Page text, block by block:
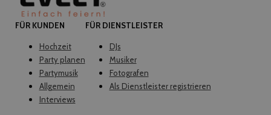
FÜR KUNDEN
Hochzeit
Party planen
Partymusik
Allgemein
Interviews
FÜR DIENSTLEISTER
DJs
Musiker
Fotografen
Als Dienstleister registrieren